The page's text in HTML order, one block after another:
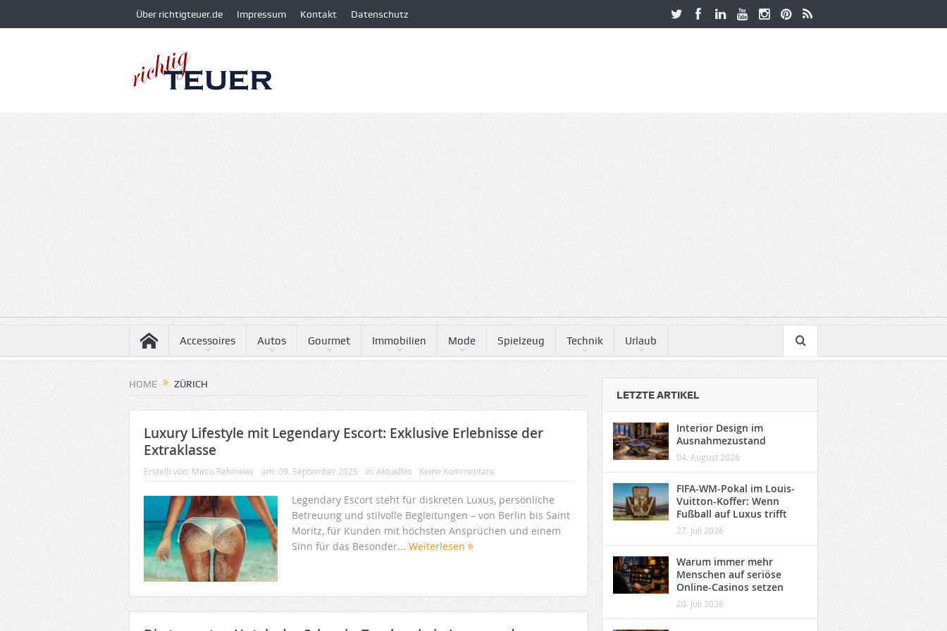
Über richtigteuer.de Impressum Kontakt Datenschutz
Accessoires Autos Gourmet Immobilien Mode Spielzeug Technik Urlaub
HOME ZÜRICH
Luxury Lifestyle mit Legendary Escort: Exklusive Erlebnisse der
Extraklasse
Erstellt von: Mirco Rehmeier am: 09. September 2025 In: Aktuelles Keine Kommentare
Legendary Escort steht für diskreten Luxus, persönliche
Betreuung und stilvolle Begleitungen – von Berlin bis Saint
Moritz, für Kunden mit höchsten Ansprüchen und einem
Sinn für das Besonder... Weiterlesen
LETZTE ARTIKEL
Interior Design im
Ausnahmezustand
04. August 2026
FIFA-WM-Pokal im Louis-
Vuitton-Koffer: Wenn
Fußball auf Luxus trifft
27. Juli 2026
Warum immer mehr
Menschen auf seriöse
Online-Casinos setzen
20. Juli 2026